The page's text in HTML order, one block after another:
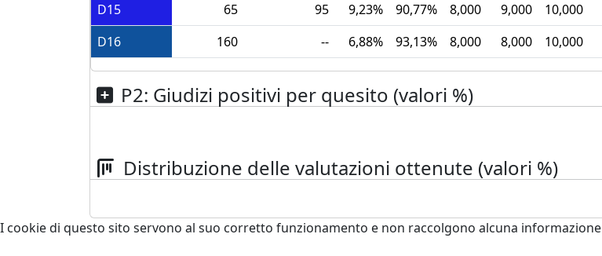
D15 65 95 9,23% 90,77% 8,000 9,000 10,000
D16 160 -- 6,88% 93,13% 8,000 8,000 10,000
P2: Giudizi positivi per quesito (valori %)
Distribuzione delle valutazioni ottenute (valori %)
I cookie di questo sito servono al suo corretto funzionamento e non raccolgono alcuna